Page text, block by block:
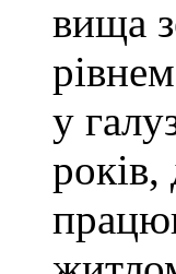
вища
у